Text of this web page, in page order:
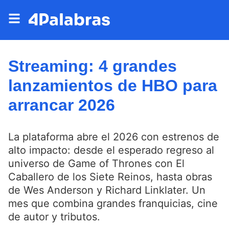
Streaming: 4 grandes
lanzamientos de HBO para
arrancar 2026
La plataforma abre el 2026 con estrenos de
alto impacto: desde el esperado regreso al
universo de Game of Thrones con El
Caballero de los Siete Reinos, hasta obras
de Wes Anderson y Richard Linklater. Un
mes que combina grandes franquicias, cine
de autor y tributos.